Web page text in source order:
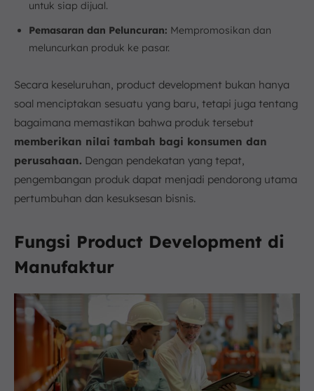
untuk siap dijual.
Pemasaran dan Peluncuran: Mempromosikan dan
meluncurkan produk ke pasar.
Secara keseluruhan, product development bukan hanya
soal menciptakan sesuatu yang baru, tetapi juga tentang
bagaimana memastikan bahwa produk tersebut
memberikan nilai tambah bagi konsumen dan
perusahaan. Dengan pendekatan yang tepat,
pengembangan produk dapat menjadi pendorong utama
pertumbuhan dan kesuksesan bisnis.
Fungsi Product Development di
Manufaktur